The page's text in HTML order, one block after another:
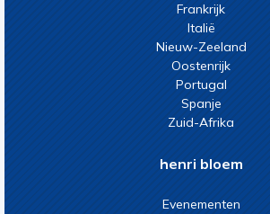
Frankrijk
Italië
Nieuw-Zeeland
Oostenrijk
Portugal
Spanje
Zuid-Afrika
henri bloem
Evenementen